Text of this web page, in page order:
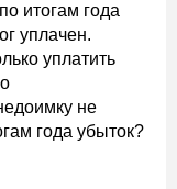
итогам года
уплачен.
уплатить
не
года убыток?